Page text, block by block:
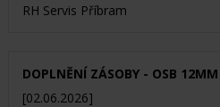
RH Servis Příbram
DOPLNĚNÍ ZÁSOBY - OSB
[02.06.2026]